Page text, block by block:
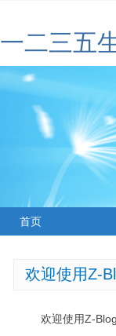
一二三五
首页
欢迎使用Z-
欢迎使用Z-